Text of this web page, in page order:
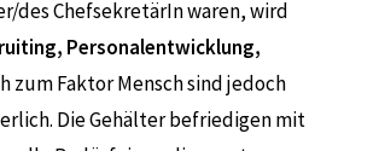
des ChefsekretärIn waren, wird
Personalentwicklung,
zum Faktor Mensch sind jedoch
Die Gehälter befriedigen mit